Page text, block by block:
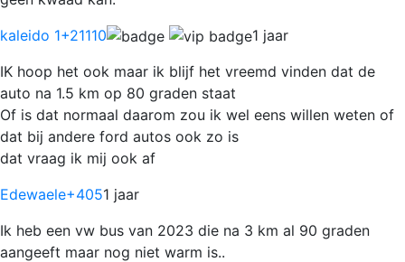
kaleido 1+21110
1 jaar
IK hoop het ook maar ik blijf het vreemd vinden dat de
auto na 1.5 km op 80 graden staat
Of is dat normaal daarom zou ik wel eens willen weten of
dat bij andere ford autos ook zo is
dat vraag ik mij ook af
Edewaele+4051 jaar
Ik heb een vw bus van 2023 die na 3 km al 90 graden
aangeeft maar nog niet warm is..